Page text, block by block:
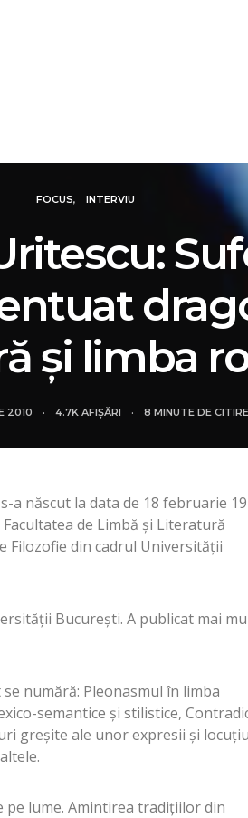
FOCUS INTERVIU
şi limba
2010 4.7K AFIȘĂRI 8 MINUTE DE CITIRE
născut la data de 18 februarie
de Limbă şi Literatură
Filozofie din cadrul Universităţii
Bucureşti. A publicat mai
numără: Pleonasmul în limba
semantice şi stilistice,
greşite ale unor expresii şi
pe lume. Amintirea tradiţiilor din